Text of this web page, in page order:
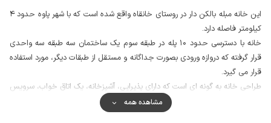
این خانه مبله بالکن دار در روستای خانقاه واقع شده است که با شهر پاوه حدود 4
کیلومتر فاصله دارد.
خانه با دسترسی حدود 10 پله در طبقه سوم یک ساختمان سه طبقه سه واحدی
قرار گرفته که دروازه ورودی بصورت جداگانه و مستقل از طبقات دیگر، مورد استفاده
قرار می گیرد.
طراحی خانه به گونه ای است که دارای پذیرایی، آشپزخانه، یک اتاق خواب، سرویس
میزبان در همسایگی سکونت دارد و به جهت تامین امنیت بیشتر دروازه ورودی
مشاهده همه